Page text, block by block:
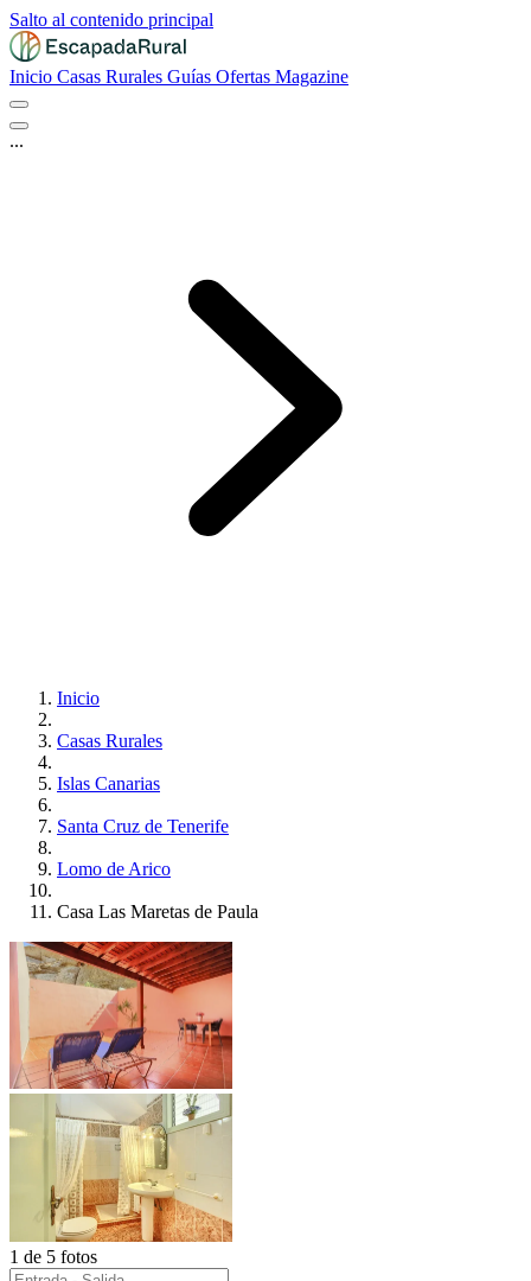
Salto al contenido principal
Inicio Casas Rurales Guías Ofertas Magazine
...
Inicio
Casas Rurales
Islas Canarias
Santa Cruz de Tenerife
Lomo de Arico
Casa Las Maretas de Paula
1 de 5 fotos